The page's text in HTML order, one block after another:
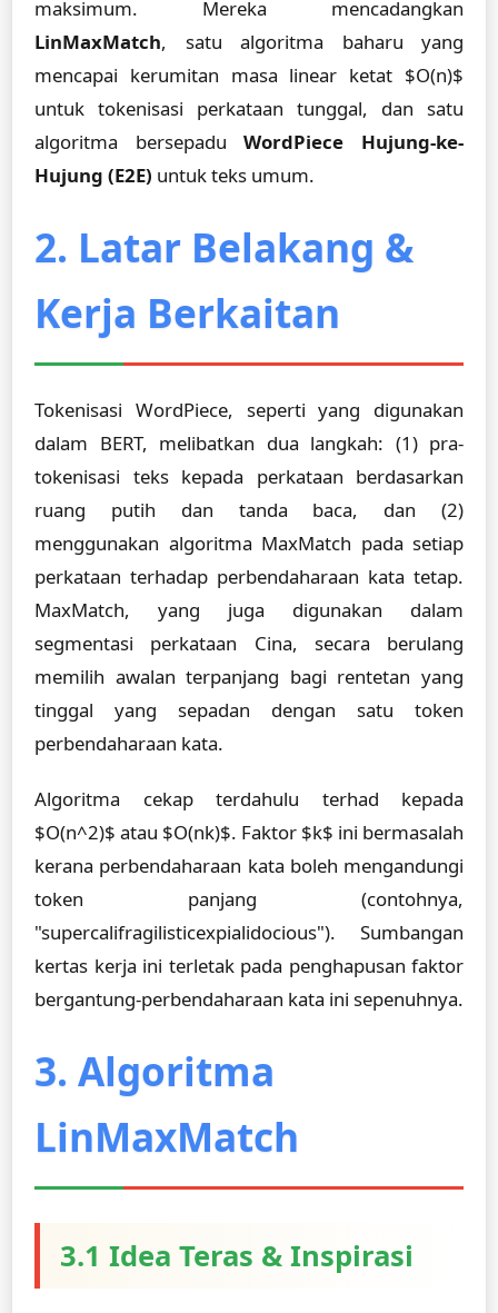
maksimum. Mereka mencadangkan
LinMaxMatch, satu algoritma baharu yang
mencapai kerumitan masa linear ketat $O(n)$
untuk tokenisasi perkataan tunggal, dan satu
algoritma bersepaduWordPiece Hujung-ke-
Hujung (E2E) untuk teks umum.
2. Latar Belakang &
Kerja Berkaitan
Tokenisasi WordPiece, seperti yang digunakan
dalam BERT, melibatkan dua langkah: (1) pra-
tokenisasi teks kepada perkataan berdasarkan
ruang putih dan tanda baca, dan (2)
menggunakan algoritma MaxMatch pada setiap
perkataan terhadap perbendaharaan kata tetap.
MaxMatch, yang juga digunakan dalam
segmentasi perkataan Cina, secara berulang
memilih awalan terpanjang bagi rentetan yang
tinggal yang sepadan dengan satu token
perbendaharaan kata.
Algoritma cekap terdahulu terhad kepada
$O(n^2)$ atau $O(nk)$. Faktor $k$ ini bermasalah
kerana perbendaharaan kata boleh mengandungi
token panjang (contohnya,
"supercalifragilisticexpialidocious"). Sumbangan
kertas kerja ini terletak pada penghapusan faktor
bergantung-perbendaharaan kata ini sepenuhnya.
3. Algoritma
LinMaxMatch
3.1 Idea Teras & Inspirasi